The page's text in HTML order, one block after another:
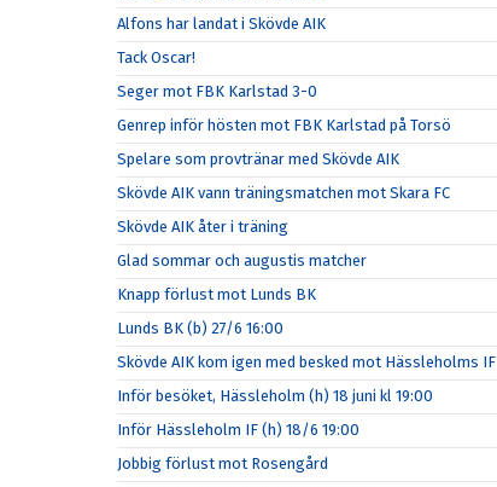
Alfons har landat i Skövde AIK
Tack Oscar!
Seger mot FBK Karlstad 3-0
Genrep inför hösten mot FBK Karlstad på Torsö
Spelare som provtränar med Skövde AIK
Skövde AIK vann träningsmatchen mot Skara FC
Skövde AIK åter i träning
Glad sommar och augustis matcher
Knapp förlust mot Lunds BK
Lunds BK (b) 27/6 16:00
Skövde AIK kom igen med besked mot Hässleholms IF
Inför besöket, Hässleholm (h) 18 juni kl 19:00
Inför Hässleholm IF (h) 18/6 19:00
Jobbig förlust mot Rosengård